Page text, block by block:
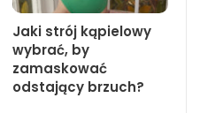
Jaki strój kąpielowy
wybrać, by
zamaskować
odstający brzuch?